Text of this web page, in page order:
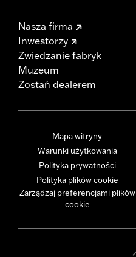
Nasza firma
Inwestorzy
Zwiedzanie fabryk
Muzeum
Zostań dealerem
Mapa witryny
Warunki użytkowania
Polityka prywatności
Polityka plików cookie
Zarządzaj preferencjami plików
cookie